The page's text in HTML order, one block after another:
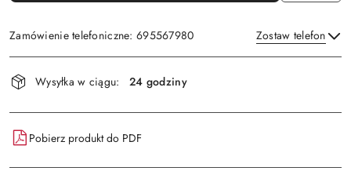
Zamówienie telefoniczne: 695567980 Zostaw telefon
Dostępność
i
dostawa
Wysyłka w ciągu: 24 godziny
Pobierz produkt do PDF